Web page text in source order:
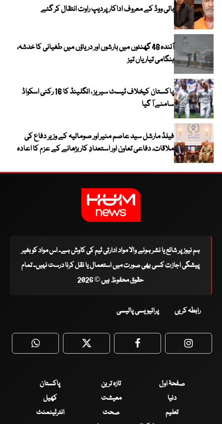
بالی ووڈ کے معروف اداکار پردیپ راوت انتقال کر گئے
آئندہ 48 گھنٹوں میں بارشوں اور دریاؤں میں طغیانی کا خدشہ،
ہنگامی تیاریاں تیز
پاکستان کیخلاف ٹیسٹ سیریز ، انگلینڈ کا 16 رکنی اسکواڈ
سامنے آ گیا
فیلڈ مارشل سید عاصم منیر اور صومالیہ کے وزیر دفاع کی
ملاقات، دفاعی تعاون اور استعدادِ کار بڑھانے کے عزم کا اعادہ
ہم نیوز پر شائع یا نشر ہونے والا مواد ادارتی ٹیم کی کاوش ہے۔ اس مواد کو بغیر
پیشگی اجازت کسی بھی صورت میں استعمال یا نقل کرنا درست نہیں۔ تمام
حقوق محفوظ ہیں © 2026
رابطہ کریں پرائیویسی پالیسی
WhatsApp Twitter Facebook
صفحۂ اول تازہ ترین
پاکستان
دنیا
معیشت
کھیل
تعلیم
صحت
انٹرٹینمنٹ